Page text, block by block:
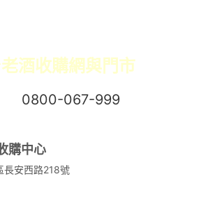
酒收購網與門市
0800-067-999易經理
購中心
長安西路218號